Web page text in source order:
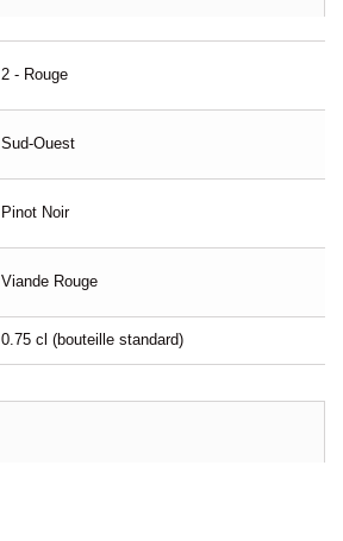
2 - Rouge
Sud-Ouest
Pinot Noir
Viande Rouge
0.75 cl (bouteille standard)